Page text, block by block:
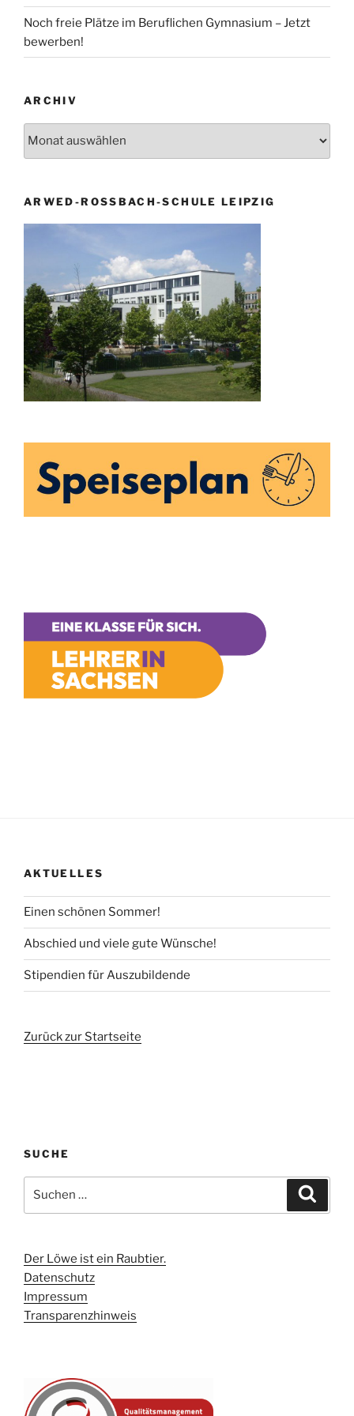
Noch freie Plätze im Beruflichen Gymnasium – Jetzt
bewerben!
ARCHIV
ARWED-ROSSBACH-SCHULE LEIPZIG
AKTUELLES
Einen schönen Sommer!
Abschied und viele gute Wünsche!
Stipendien für Auszubildende
Zurück zur Startseite
SUCHE
nach:
Der Löwe ist ein Raubtier.
Datenschutz
Impressum
Transparenzhinweis